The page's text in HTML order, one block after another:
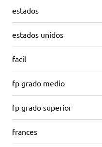
estados
estados unidos
facil
fp grado medio
fp grado superior
frances